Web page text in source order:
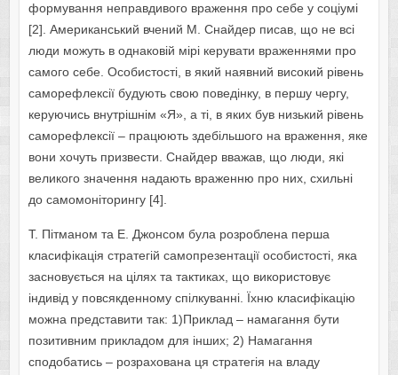
формування неправдивого враження про себе у соціумі
[2]. Американський вчений М. Снайдер писав, що не всі
люди можуть в однаковій мірі керувати враженнями про
самого себе. Особистості, в який наявний високий рівень
саморефлексії будують свою поведінку, в першу чергу,
керуючись внутрішнім «Я», а ті, в яких був низький рівень
саморефлексії – працюють здебільшого на враження, яке
вони хочуть призвести. Снайдер вважав, що люди, які
великого значення надають враженню про них, схильні
до самомоніторингу [4].
Т. Пітманом та Е. Джонсом була розроблена перша
класифікація стратегій самопрезентації особистості, яка
засновується на цілях та тактиках, що використовує
індивід у повсякденному спілкуванні. Їхню класифікацію
можна представити так: 1)Приклад – намагання бути
позитивним прикладом для інших; 2) Намагання
сподобатись – розрахована ця стратегія на владу